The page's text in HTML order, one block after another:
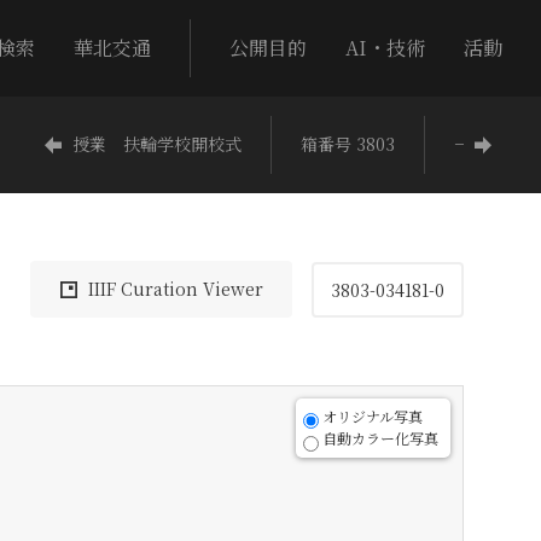
索 華北交通 公開目的 AI・技術 活動
授業 扶輪学校開校式 箱番号 3803 −
IIIF Curation Viewer 3803-034181-0
オリジナル写真
自動カラー化写真